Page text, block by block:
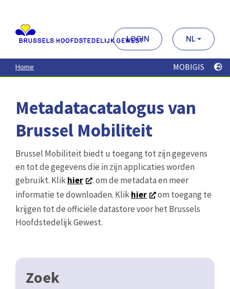
contenu
principal
LOGIN NL
Home MOBIGIS
Metadatacatalogus van
Brussel Mobiliteit
Brussel Mobiliteit biedt u toegang tot zijn gegevens
en tot de gegevens die in zijn applicaties worden
gebruikt. Klikhier
. om de metadata en meer
informatie te downloaden. Klikhier
om toegang te
krijgen tot de officiële datastore voor het Brussels
Hoofdstedelijk Gewest.
Zoek